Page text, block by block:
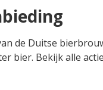
de Duitse
bier. Bekijk alle